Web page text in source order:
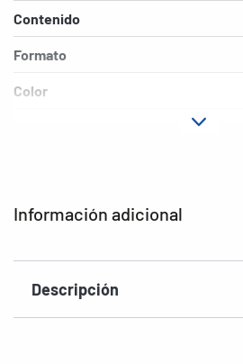
Información adicional
Descripción
Contenido
Formato
Color